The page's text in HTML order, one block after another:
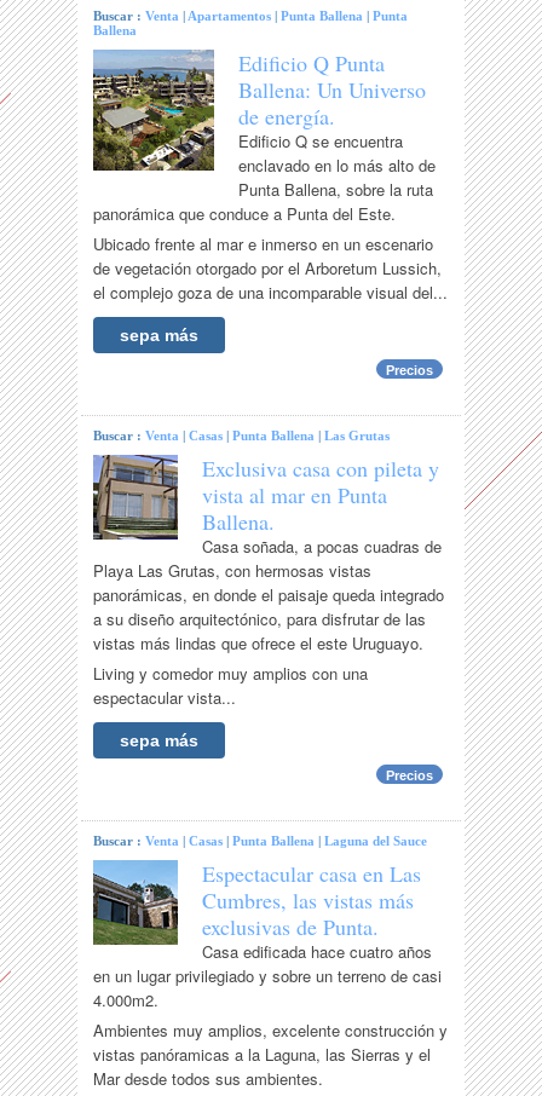
Buscar :Venta |Apartamentos |Punta Ballena |Punta
Ballena
Edificio Q Punta
Ballena: Un Universo
de energía.
Edificio Q se encuentra
enclavado en lo más alto de
Punta Ballena, sobre la ruta
panorámica que conduce a Punta del Este.
Ubicado frente al mar e inmerso en un escenario
de vegetación otorgado por el Arboretum Lussich,
el complejo goza de una incomparable visual del...
sepa más
Precios
Buscar :Venta |Casas |Punta Ballena |Las Grutas
Exclusiva casa con pileta y
vista al mar en Punta
Ballena.
Casa soñada, a pocas cuadras de
Playa Las Grutas, con hermosas vistas
panorámicas, en donde el paisaje queda integrado
a su diseño arquitectónico, para disfrutar de las
vistas más lindas que ofrece el este Uruguayo.
Living y comedor muy amplios con una
espectacular vista...
sepa más
Precios
Buscar :Venta |Casas |Punta Ballena |Laguna del Sauce
Espectacular casa en Las
Cumbres, las vistas más
exclusivas de Punta.
Casa edificada hace cuatro años
en un lugar privilegiado y sobre un terreno de casi
4.000m2.
Ambientes muy amplios, excelente construcción y
vistas panóramicas a la Laguna, las Sierras y el
Mar desde todos sus ambientes.